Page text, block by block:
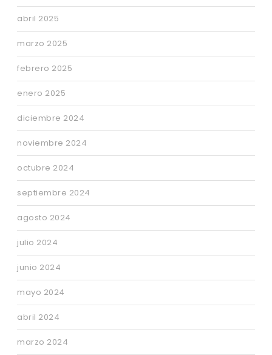
abril 2025
marzo 2025
febrero 2025
enero 2025
diciembre 2024
noviembre 2024
octubre 2024
septiembre 2024
agosto 2024
julio 2024
junio 2024
mayo 2024
abril 2024
marzo 2024